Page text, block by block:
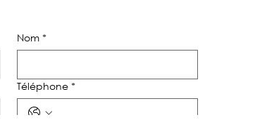
Nom *
Téléphone *